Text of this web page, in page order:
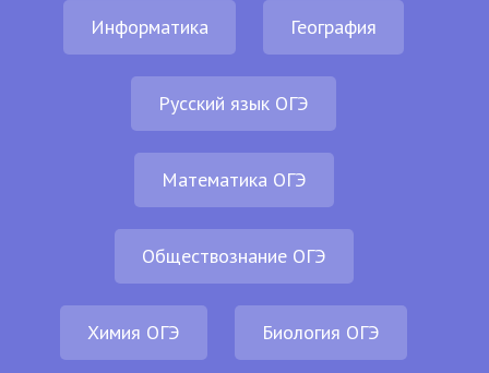
Информатика География
Русский язык ОГЭ
Математика ОГЭ
Обществознание ОГЭ
Химия ОГЭ Биология ОГЭ